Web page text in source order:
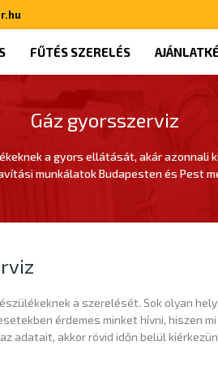
FŰTÉS SZERELÉS
Gáz gyorsszerviz
a gyors ellátását, akár azonnali
munkálatok Budapesten és Pest
a szerelését. Sok olyan
érdemes minket hívni, hiszen
adatait, akkor rövid időn belül